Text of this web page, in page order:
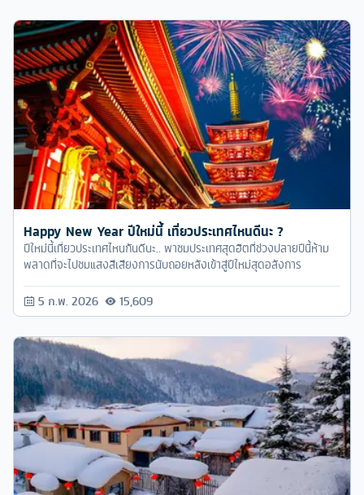
Happy New Year ปีใหม่นี้ เที่ยวประเทศไหนดีนะ ?
ปีใหม่นี้เที่ยวประเทศไหนกันดีนะ.. พาชมประเทศสุดฮิตที่ช่วงปลายปีนี้ห้าม
พลาดที่จะไปชมแสงสีเสียงการนับถอยหลังเข้าสู่ปีใหม่สุดอลังการ
5 ก.พ. 2026 15,609